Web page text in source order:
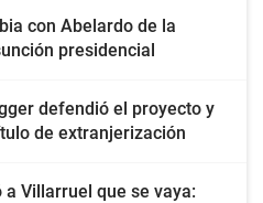
con Abelardo de la
presidencial
defendió el proyecto y
de extranjerización
Villarruel que se vaya: